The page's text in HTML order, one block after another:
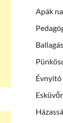
Apák
Ballagás
Évnyitó